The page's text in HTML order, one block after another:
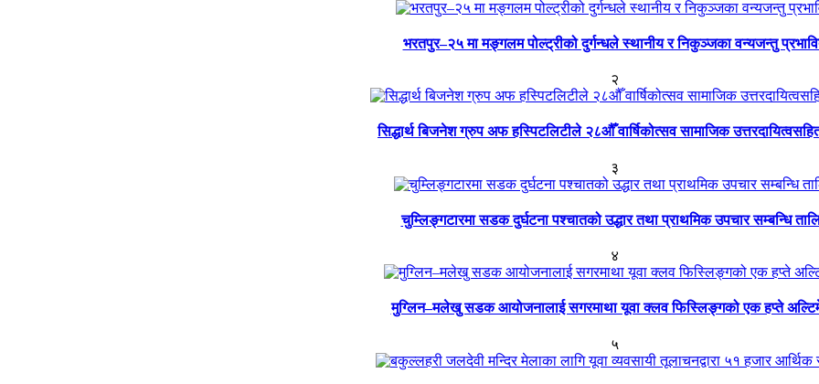
भरतपुर–२५ मा मङ्गलम पोल्ट्रीको दुर्गन्धले स्थानीय र निकुञ्जका वन्यजन्तु
२
सिद्धार्थ बिजनेश ग्रुप अफ हस्पिटलिटीले २८औँ वार्षिकोत्सव सामाजिक
३
चुम्लिङ्गटारमा सडक दुर्घटना पश्चातको उद्धार तथा प्राथमिक उपचार सम्बन्धि
४
मुग्लिन–मलेखु सडक आयोजनालाई सगरमाथा यूवा क्लव फिस्लिङ्गको एक हप्ते
५